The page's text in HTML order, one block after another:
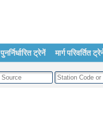
पुनर्निर्धारित ट्रेनें मार्ग परिवर्तित